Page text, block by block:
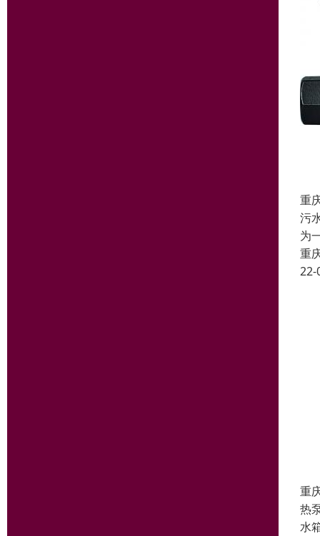
重
污
为
重
22-
重
热
水